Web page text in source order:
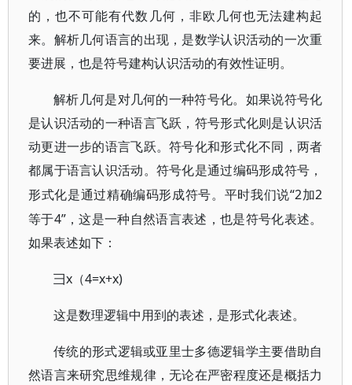
的，也不可能有代数几何，非欧几何也无法建构起
来。解析几何语言的出现，是数学认识活动的一次重
要进展，也是符号建构认识活动的有效性证明。
解析几何是对几何的一种符号化。如果说符号化
是认识活动的一种语言飞跃，符号形式化则是认识活
动更进一步的语言飞跃。符号化和形式化不同，两者
都属于语言认识活动。符号化是通过编码形成符号，
形式化是通过精确编码形成符号。平时我们说“2加2
等于4”，这是一种自然语言表述，也是符号化表述。
如果表述如下：
彐x（4=x+x)
这是数理逻辑中用到的表述，是形式化表述。
传统的形式逻辑或亚里士多德逻辑学主要借助自
然语言来研究思维规律，无论在严密程度还是概括力